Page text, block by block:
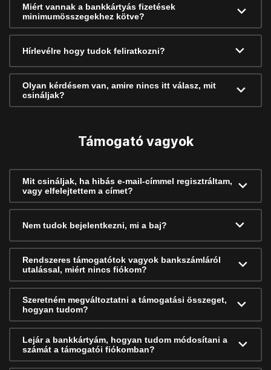
Miért vannak a bankkártyás fizetések
minimumösszegekhez kötve?
Hírlevélre hogy tudok feliratkozni?
Olyan kérdésem van, amire nincs itt válasz, mit
csináljak?
Támogató vagyok
Mit csináljak, ha hibás e-mail-címmel regisztráltam,
vagy elfelejtettem a címet?
Nem tudok bejelentkezni, mi a baj?
Rendszeres támogatótok vagyok bankszámláról
utalással, miért nincs fiókom?
Szeretném megváltoztatni a támogatási összeget,
hogyan tudom?
Lejár a bankkártyám, hogyan tudom módosítani a
számát a támogatói fiókomban?